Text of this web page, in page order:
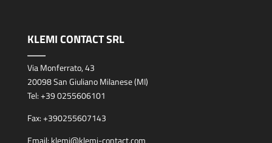
KLEMI CONTACT SRL
Via Monferrato, 43
20098 San Giuliano Milanese (MI)
Tel:+39 0255606101
Fax:+390255607143
Email: klemi@klemi-contact.com